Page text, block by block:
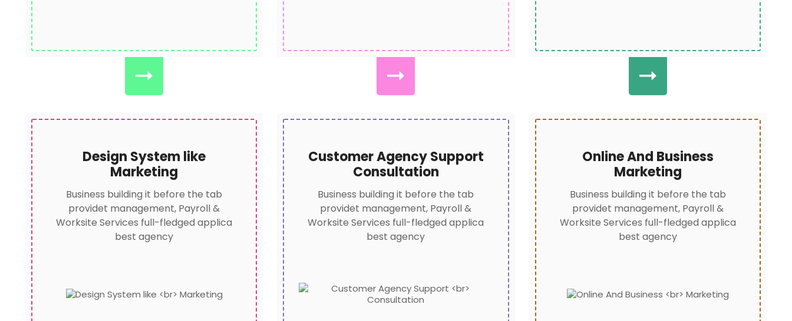
Design System like
Marketing
Business building it before the tab
providet management, Payroll &
Worksite Services full-fledged applica
best agency
Customer Agency Support
Consultation
Business building it before the tab
providet management, Payroll &
Worksite Services full-fledged applica
best agency
Online And Business
Marketing
Business building it before the tab
providet management, Payroll &
Worksite Services full-fledged applica
best agency